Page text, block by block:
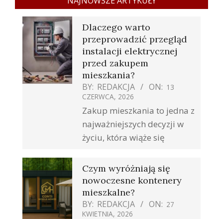
Dlaczego warto
przeprowadzić przegląd
instalacji elektrycznej
przed zakupem
mieszkania?
BY: REDAKCJA ON: 13
CZERWCA, 2026
Zakup mieszkania to jedna z
najważniejszych decyzji w
życiu, która wiąże się
Czym wyróżniają się
nowoczesne kontenery
mieszkalne?
BY: REDAKCJA ON: 27
KWIETNIA, 2026